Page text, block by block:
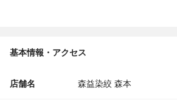
基本情報・アクセス
店舗名 森益染絞 森本